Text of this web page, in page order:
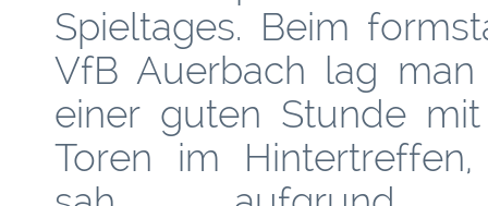
Spieltages. Beim
VfB Auerbach lag man
einer guten Stunde
Toren im